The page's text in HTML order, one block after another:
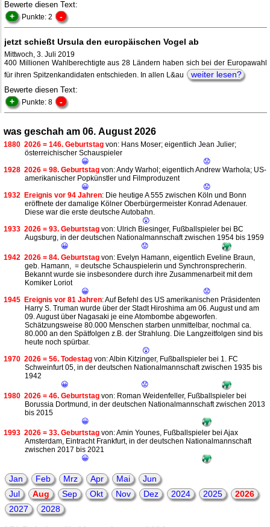
Bewerte diesen Text:
+ Punkte: 2 -
jetzt schießt Ursula den europäischen Vogel ab
Mittwoch, 3. Juli 2019
400 Millionen Wahlberechtigte aus 28 Ländern haben sich bei der Europawahl
für ihren Spitzenkandidaten entschieden. In allen L&au
weiter lesen?
Bewerte diesen Text:
+ Punkte: 8 -
was geschah am 06. August 2026
1880 2026 = 146. Geburtstag von: Hans Moser; eigentlich Jean Julier;
österreichischer Schauspieler
😀
😟
1928 2026 = 98. Geburtstag von: Andy Warhol; eigentlich Andrew Warhola; US-
amerikanischer Popkünstler und Filmproduzent
😀
😟
1932 Ereignis vor 94 Jahren: Die heutige A 555 zwischen Köln und Bonn
eröffnete der damalige Kölner Oberbürgermeister Konrad Adenauer.
Diese war die erste deutsche Autobahn.
😲
1933 2026 = 93. Geburtstag von: Ulrich Biesinger, Fußballspieler bei BC
Augsburg, in der deutschen Nationalmannschaft zwischen 1954 bis 1959
😀
😟
1942 2026 = 84. Geburtstag von: Evelyn Hamann, eigentlich Eveline Braun,
geb. Hamann, = deutsche Schauspielerin und Synchronsprecherin.
Bekannt wurde sie insbesondere durch ihre Zusammenarbeit mit dem
Komiker Loriot
😀
😟
1945 Ereignis vor 81 Jahren: Auf Befehl des US amerikanischen Präsidenten
Harry S. Truman wurde über der Stadt Hiroshima am 06. August und am
09. August über Nagasaki je eine Atombombe abgeworfen.
Schätzungsweise 80.000 Menschen starben unmittelbar, nochmal ca.
80.000 an den Spätfolgen z.B. der Strahlung. Die Langzeitfolgen sind bis
heute noch spürbar.
😲
1970 2026 = 56. Todestag von: Albin Kitzinger, Fußballspieler bei 1. FC
Schweinfurt 05, in der deutschen Nationalmannschaft zwischen 1935 bis
1942
😀
😟
1980 2026 = 46. Geburtstag von: Roman Weidenfeller, Fußballspieler bei
Borussia Dortmund, in der deutschen Nationalmannschaft zwischen 2013
bis 2015
😀
1993 2026 = 33. Geburtstag von: Amin Younes, Fußballspieler bei Ajax
Amsterdam, Eintracht Frankfurt, in der deutschen Nationalmannschaft
zwischen 2017 bis 2021
😀
Jan Feb Mrz Apr Mai
Jun
Jul
Aug Sep Okt Nov Dez 2024 2025
2026
2027
2028